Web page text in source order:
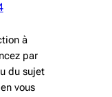
à
par
du sujet
vous